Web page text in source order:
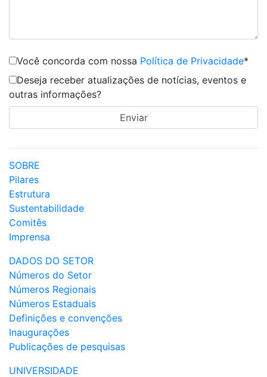
Você concorda com nossa Política de Privacidade*
Deseja receber atualizações de notícias, eventos e
outras informações?
SOBRE
Pilares
Estrutura
Sustentabilidade
Comitês
Imprensa
DADOS DO SETOR
Números do Setor
Números Regionais
Números Estaduais
Definições e convenções
Inaugurações
Publicações de pesquisas
UNIVERSIDADE